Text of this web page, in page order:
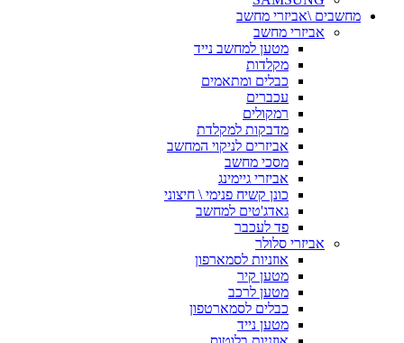
מחשבים \אביזרי מחשב
אביזרי מחשב
מטען למחשב נייד
מקלדות
כבלים ומתאמים
עכברים
רמקולים
מדבקות למקלדת
אביזרים לניקוי המחשב
מסכי מחשב
אביזרי גיימינג
כונן קשיח פנימי \ חיצוני
גאדג'טים למחשב
פד לעכבר
אביזרי סלולר
אוזניות לסמארפון
מטען קיר
מטען לרכב
כבלים לסמארטפון
מטען נייד